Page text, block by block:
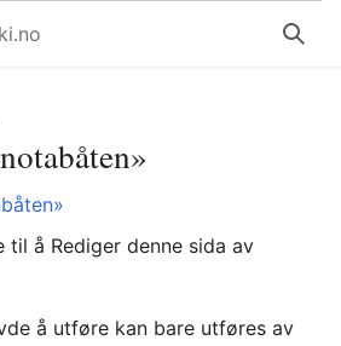
Søk
til å Rediger denne sida av
å utføre kan bare utføres av